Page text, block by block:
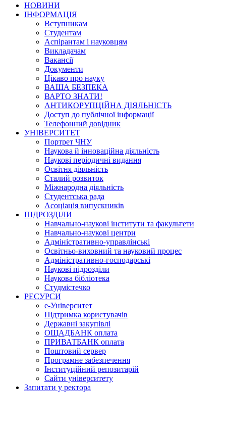
НОВИНИ
ІНФОРМАЦІЯ
Вступникам
Студентам
Аспірантам і науковцям
Викладачам
Вакансії
Документи
Цікаво про науку
ВАША БЕЗПЕКА
ВАРТО ЗНАТИ!
АНТИКОРУПЦІЙНА ДІЯЛЬНІСТЬ
Доступ до публічної інформації
Телефонний довідник
УНІВЕРСИТЕТ
Портрет ЧНУ
Наукова й інноваційна діяльність
Наукові періодичні видання
Освітня діяльність
Сталий розвиток
Міжнародна діяльність
Студентська рада
Асоціація випускників
ПІДРОЗДІЛИ
Навчально-наукові інститути та факультети
Навчально-наукові центри
Адміністративно-управлінські
Освітньо-виховний та науковий процес
Адміністративно-господарські
Наукові підрозділи
Наукова бібліотека
Студмістечко
РЕСУРСИ
е-Університет
Підтримка користувачів
Державні закупівлі
ОЩАДБАНК оплата
ПРИВАТБАНК оплата
Поштовий сервер
Програмне забезпечення
Інституційний репозитарій
Сайти університету
Запитати у ректора